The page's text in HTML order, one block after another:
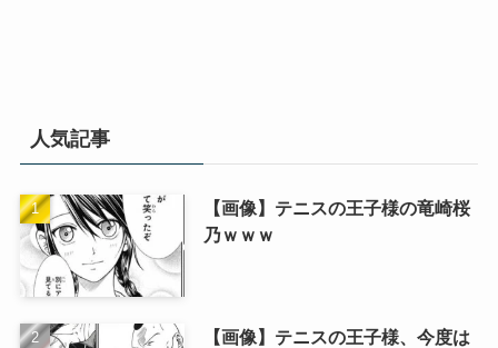
人気記事
【画像】テニスの王子様の竜崎桜
乃ｗｗｗ
【画像】テニスの王子様、今度は